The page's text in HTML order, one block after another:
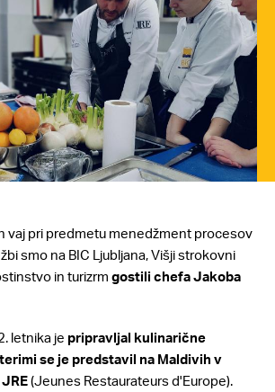
vaj pri predmetu menedžment procesov
smo na BIC Ljubljana, Višji strokovni
in turizrm gostili chefa Jakoba
letnika je pripravljal kulinarične
se je predstavil na Maldivih v
(Jeunes Restaurateurs d'Europe).